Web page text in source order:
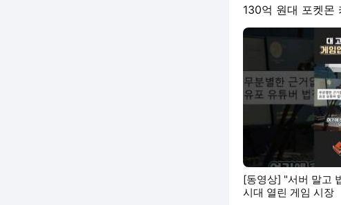
130억 원대 포켓몬
[동영상] "서버 말고
시대 열린 게임 시장